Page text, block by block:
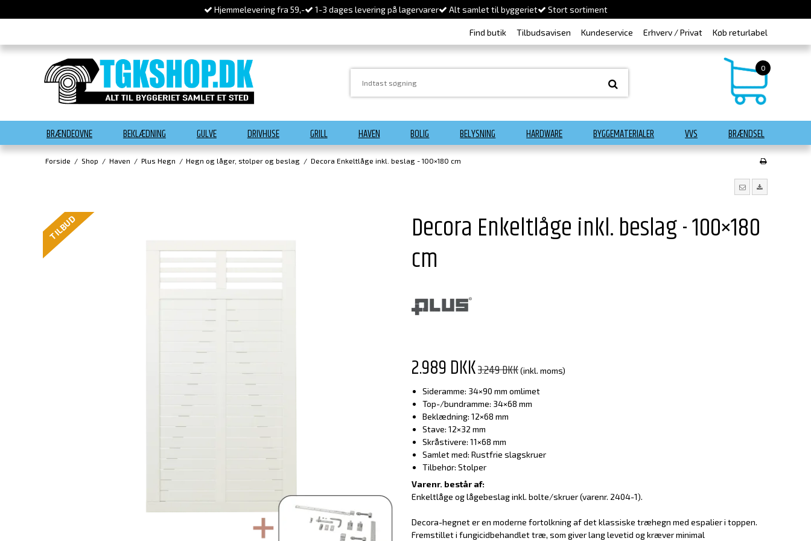
Hjemmelevering fra 59,- 1-3 dages levering på lagervarer Alt samlet til byggeriet Stort sortiment
Find butik Tilbudsavisen Kundeservice Erhverv / Privat Køb returlabel
0
BRÆNDEOVNE BEKLÆDNING GULVE DRIVHUSE GRILL HAVEN BOLIG BELYSNING HARDWARE BYGGEMATERIALER VVS BRÆNDSEL
Forside / Shop / Haven / Plus Hegn / Hegn og låger, stolper og beslag / Decora Enkeltlåge inkl. beslag - 100×180 cm
TILBUD
Decora Enkeltlåge inkl. beslag - 100×180
cm
2.989 DKK3.249 DKK(inkl. moms)
Sideramme: 34×90 mm omlimet
Top-/bundramme: 34×68 mm
Beklædning: 12×68 mm
Stave: 12×32 mm
Skråstivere: 11×68 mm
Samlet med: Rustfrie slagskruer
Tilbehør: Stolper
Varenr. består af:
Enkeltlåge og lågebeslag inkl. bolte/skruer (varenr. 2404-1).
Decora-hegnet er en moderne fortolkning af det klassiske træhegn med espalier i toppen.
Fremstillet i fungicidbehandlet træ, som giver lang levetid og kræver minimal